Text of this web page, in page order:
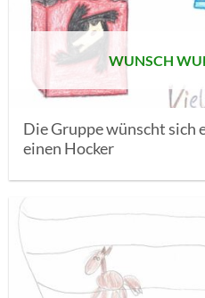
WUNSCH
Die Gruppe wünscht sich
einen Hocker